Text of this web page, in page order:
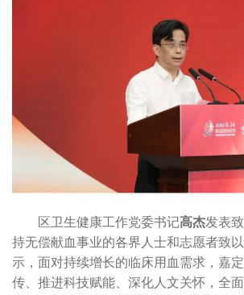
区卫生健康工作党委书记高杰发表
持无偿献血事业的各界人士和志愿者致
示，面对持续增长的临床用血需求，嘉
传、推进科技赋能、深化人文关怀，全